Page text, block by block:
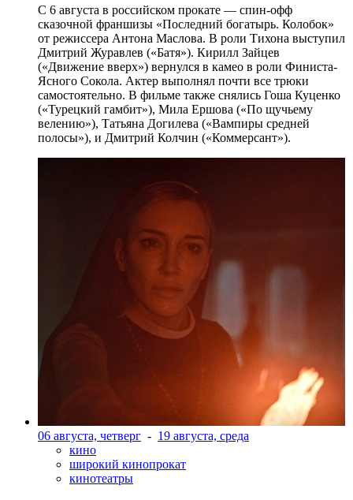
С 6 августа в российском прокате — спин-офф
сказочной франшизы «Последний богатырь. Колобок»
от режиссера Антона Маслова. В роли Тихона выступил
Дмитрий Журавлев («Батя»). Кирилл Зайцев
(«Движение вверх») вернулся в камео в роли Финиста-
Ясного Сокола. Актер выполнял почти все трюки
самостоятельно. В фильме также снялись Гоша Куценко
(«Турецкий гамбит»), Мила Ершова («По щучьему
велению»), Татьяна Догилева («Вампиры средней
полосы»), и Дмитрий Колчин («Коммерсант»).
06 августа, четверг - 19 августа, среда
кино
широкий кинопрокат
кинотеатры